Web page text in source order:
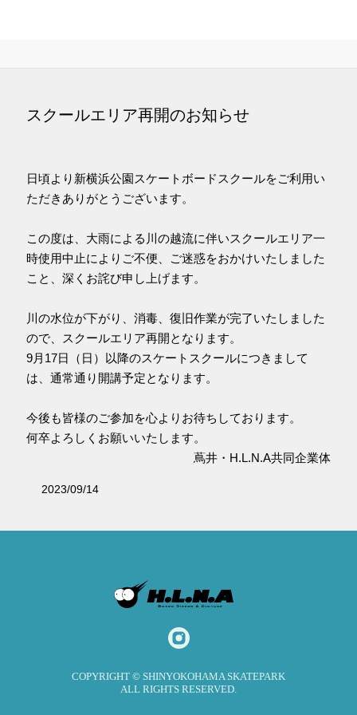
スクールエリア再開のお知らせ
日頃より新横浜公園スケートボードスクールをご利用い
ただきありがとうございます。
この度は、大雨による川の越流に伴いスクールエリア一
時使用中止によりご不便、ご迷惑をおかけいたしました
こと、深くお詫び申し上げます。
川の水位が下がり、消毒、復旧作業が完了いたしました
ので、スクールエリア再開となります。
9月17日（日）以降のスケートスクールにつきまして
は、通常通り開講予定となります。
今後も皆様のご参加を心よりお待ちしております。
何卒よろしくお願いいたします。
蔦井・H.L.N.A共同企業体
2023/09/14
COPYRIGHT © SHINYOKOHAMA SKATEPARK
ALL RIGHTS RESERVED.